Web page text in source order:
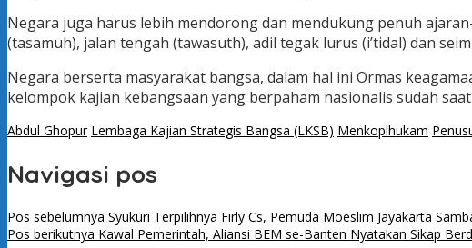
Negara juga harus lebih mendorong dan mendukung penuh
(tasamuh), jalan tengah (tawasuth), adil tegak lurus (i’tidal) dan
Negara berserta masyarakat bangsa, dalam hal ini Ormas
kelompok kajian kebangsaan yang berpaham nasionalis sudah
Abdul Ghopur Lembaga Kajian Strategis Bangsa (LKSB) Menkoplhukam
Navigasi pos
Pos sebelumnya Syukuri Terpilihnya Firly Cs, Pemuda Moeslim Jayakarta
Pos berikutnya Kawal Pemerintah, Aliansi BEM se-Banten Nyatakan Sikap